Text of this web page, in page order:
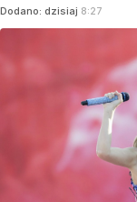
Dodano: dzisiaj 8:27